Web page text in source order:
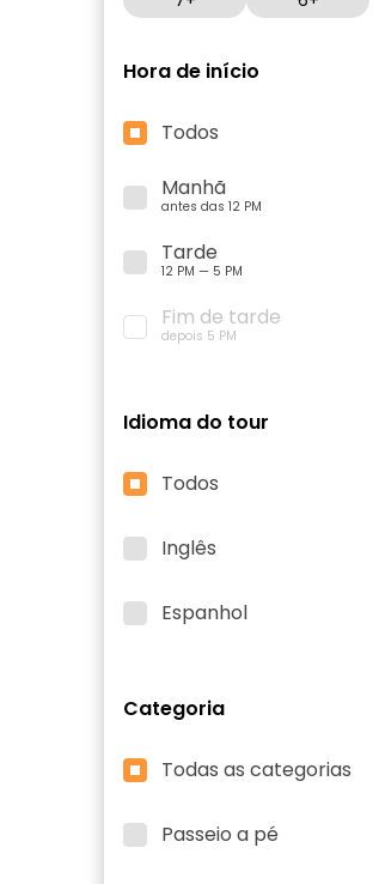
Hora de início
Todos
Manhã
antes das 12 PM
Tarde
12 PM — 5 PM
Fim de tarde
depois 5 PM
Idioma do tour
Todos
Inglês
Espanhol
Categoria
Todas as categorias
Passeio a pé